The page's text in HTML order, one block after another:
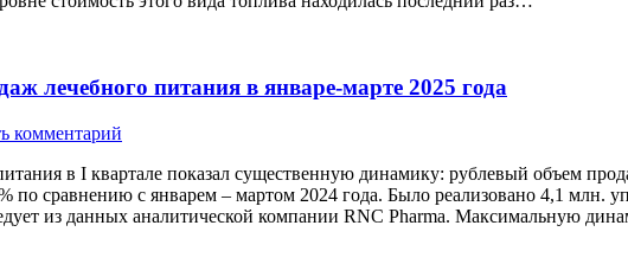
лечебного питания в январе-марте 2025 года
комментарий
в I квартале показал существенную динамику: рублевый объем
по сравнению с январем – мартом 2024 года. Было реализовано 4,1 млн.
из данных аналитической компании RNC Pharma. Максимальную